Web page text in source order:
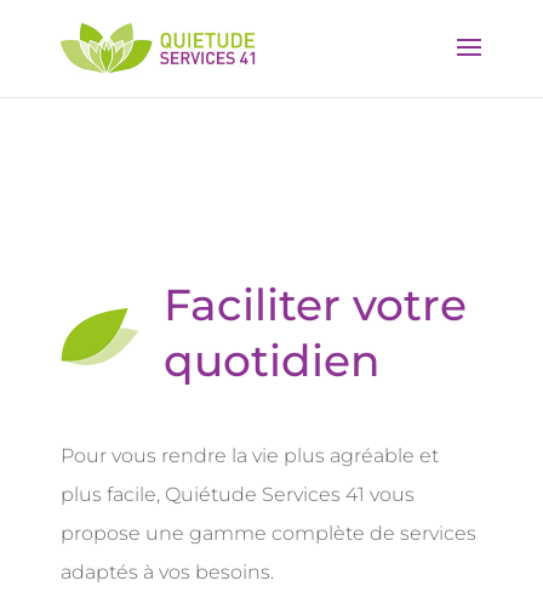
Faciliter votre
quotidien
Pour vous rendre la vie plus agréable et
plus facile, Quiétude Services 41 vous
propose une gamme complète de services
adaptés à vos besoins.